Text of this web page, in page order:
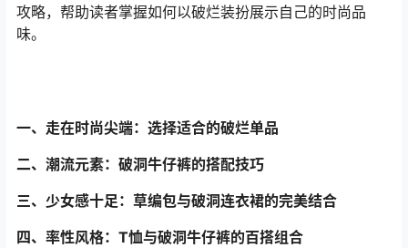
攻略，帮助读者掌握如何以破烂装扮展示自己的时尚品
味。
一、走在时尚尖端：选择适合的破烂单品
二、潮流元素：破洞牛仔裤的搭配技巧
三、少女感十足：草编包与破洞连衣裙的完美结合
四、率性风格：T恤与破洞牛仔裤的百搭组合